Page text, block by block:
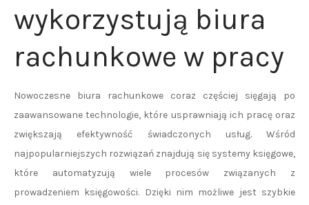
wykorzystują biura
rachunkowe w pracy
Nowoczesne biura rachunkowe coraz częściej sięgają po
zaawansowane technologie, które usprawniają ich pracę oraz
zwiększają efektywność świadczonych usług. Wśród
najpopularniejszych rozwiązań znajdują się systemy księgowe,
które automatyzują wiele procesów związanych z
prowadzeniem księgowości. Dzięki nim możliwe jest szybkie